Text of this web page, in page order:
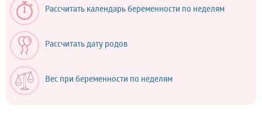
Рассчитать календарь беременности по неделям
Рассчитать дату родов
Вес при беременности по неделям